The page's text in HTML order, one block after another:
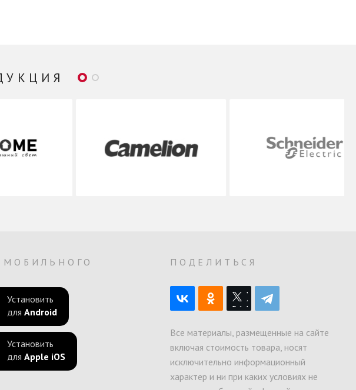
МОБИЛЬНОГО
Установить
для Android
Установить
для Apple iOS
ПОДЕЛИТЬСЯ
Все материалы, размещенные на сайте
включая стоимость товара, носят
исключительно информационный
характер и ни при каких условиях не